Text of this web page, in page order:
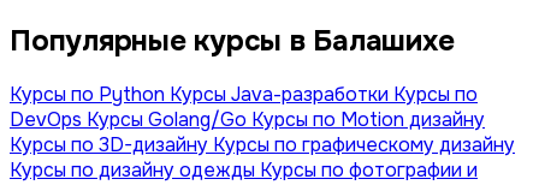
Популярные курсы в Балашихе
Курсы по Python Курсы Java-разработки Курсы по
DevOps Курсы Golang/Go Курсы по Motion дизайну
Курсы по 3D-дизайну Курсы по графическому дизайну
Курсы по дизайну одежды Курсы по фотографии и